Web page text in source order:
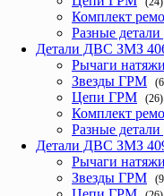
Комплект
Разные
Детали ДВС ЗМЗ
Рычаги
Звезды ГРМ
Цепи ГРМ (26)
Комплект
Разные
Детали ДВС ЗМЗ
Рычаги
Звезды ГРМ